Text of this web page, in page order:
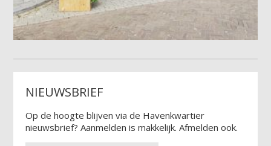
NIEUWSBRIEF
Op de hoogte blijven via de Havenkwartier
nieuwsbrief? Aanmelden is makkelijk. Afmelden ook.